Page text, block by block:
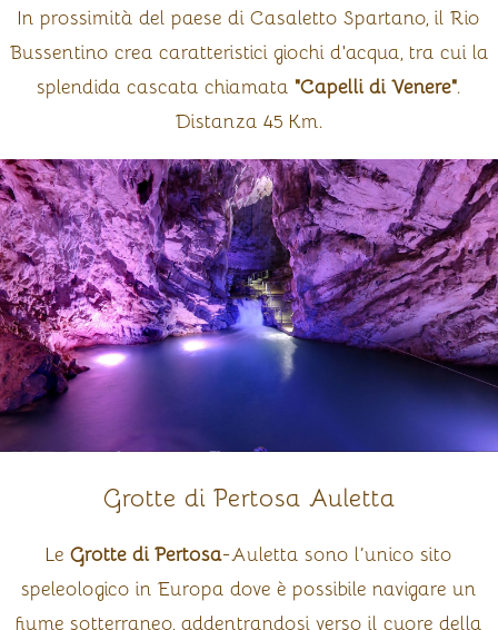
In prossimità del paese di Casaletto Spartano, il Rio
Bussentino crea caratteristici giochi d'acqua, tra cui la
splendida cascata chiamata "Capelli di Venere".
Distanza 45 Km.
Grotte di Pertosa Auletta
Le Grotte di Pertosa-Auletta sono l’unico sito
speleologico in Europa dove è possibile navigare un
fiume sotterraneo, addentrandosi verso il cuore della